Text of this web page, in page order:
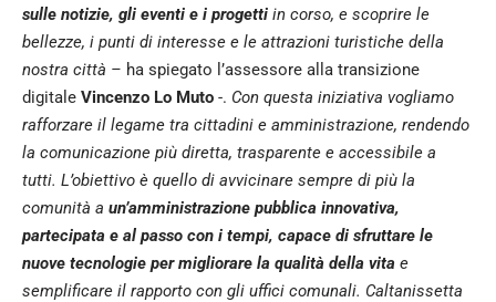
sulle notizie, gli eventi e i progetti in corso, e scoprire le
bellezze, i punti di interesse e le attrazioni turistiche della
nostra città – ha spiegato l’assessore alla transizione
digitale Vincenzo Lo Muto -. Con questa iniziativa vogliamo
rafforzare il legame tra cittadini e amministrazione, rendendo
la comunicazione più diretta, trasparente e accessibile a
tutti. L’obiettivo è quello di avvicinare sempre di più la
comunità a un’amministrazione pubblica innovativa,
partecipata e al passo con i tempi, capace di sfruttare le
nuove tecnologie per migliorare la qualità della vita e
semplificare il rapporto con gli uffici comunali. Caltanissetta